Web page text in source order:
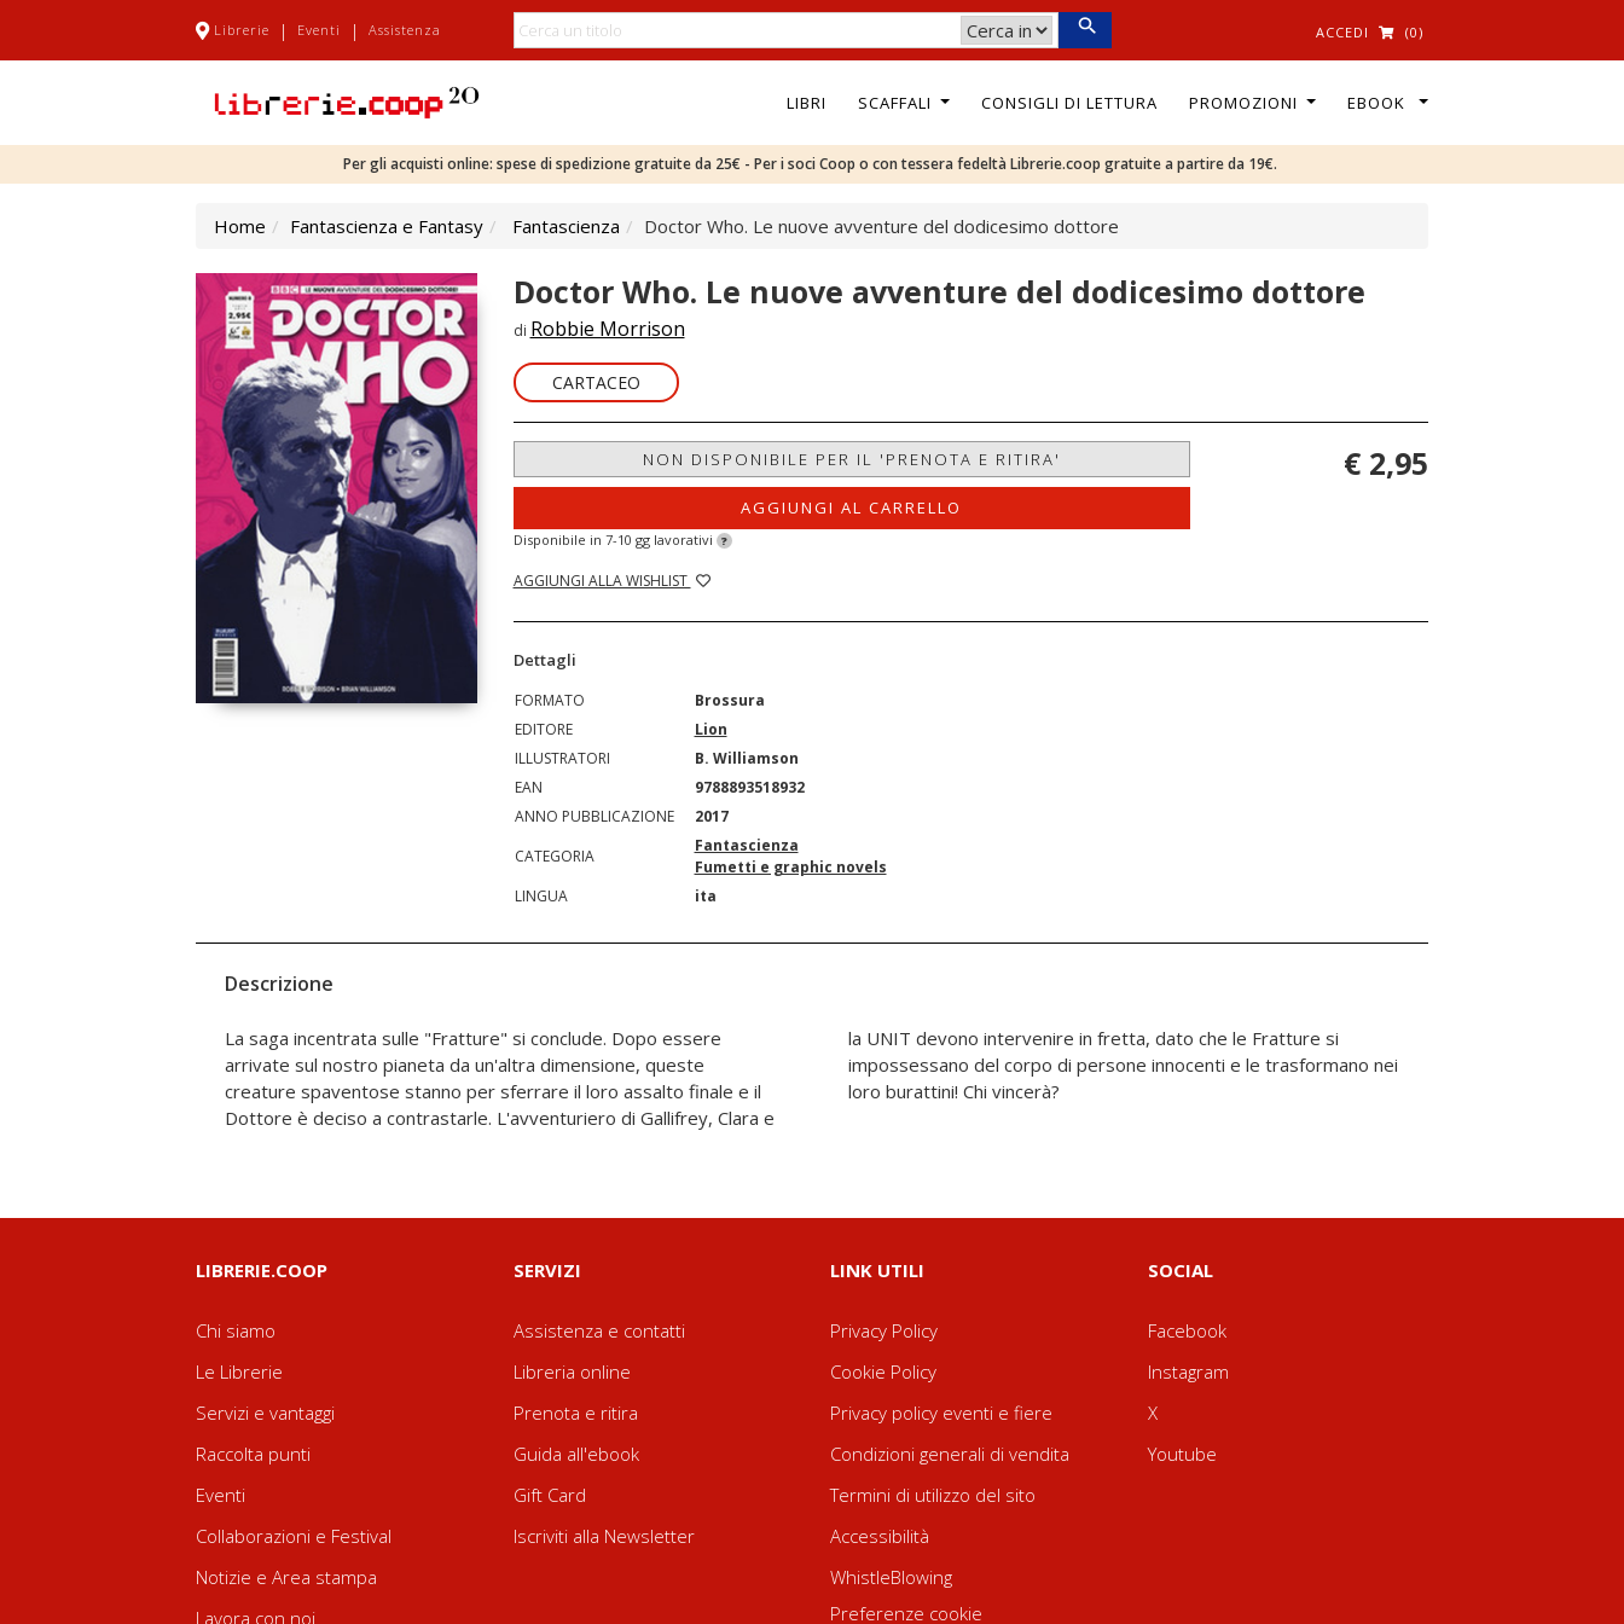
Librerie | Eventi | Assistenza ACCEDI (0)
LIBRI SCAFFALI CONSIGLI DI LETTURA PROMOZIONI EBOOK
Per gli acquisti online: spese di spedizione gratuite da 25€ - Per i soci Coop o con tessera fedeltà Librerie.coop gratuite a partire da 19€.
Home Fantascienza e Fantasy Fantascienza Doctor Who. Le nuove avventure del dodicesimo dottore
Doctor Who. Le nuove avventure del dodicesimo dottore
di Robbie Morrison
CARTACEO
NON DISPONIBILE PER IL 'PRENOTA E RITIRA'
AGGIUNGI AL CARRELLO
Disponibile in 7-10 gg lavorativi ?
AGGIUNGI ALLA WISHLIST
€ 2,95
Dettagli
FORMATO
Brossura
EDITORE
Lion
ILLUSTRATORI
B. Williamson
EAN
9788893518932
ANNO PUBBLICAZIONE
2017
CATEGORIA
Fantascienza
Fumetti e graphic novels
LINGUA
ita
Descrizione
La saga incentrata sulle "Fratture" si conclude. Dopo essere
arrivate sul nostro pianeta da un'altra dimensione, queste
creature spaventose stanno per sferrare il loro assalto finale e il
Dottore è deciso a contrastarle. L'avventuriero di Gallifrey, Clara e
la UNIT devono intervenire in fretta, dato che le Fratture si
impossessano del corpo di persone innocenti e le trasformano nei
loro burattini! Chi vincerà?
LIBRERIE.COOP
Chi siamo
Le Librerie
Servizi e vantaggi
Raccolta punti
Eventi
Collaborazioni e Festival
Notizie e Area stampa
Lavora con noi
SERVIZI
Assistenza e contatti
Libreria online
Prenota e ritira
Guida all'ebook
Gift Card
Iscriviti alla Newsletter
LINK UTILI
Privacy Policy
Cookie Policy
Privacy policy eventi e fiere
Condizioni generali di vendita
Termini di utilizzo del sito
Accessibilità
WhistleBlowing
Preferenze cookie
SOCIAL
Facebook
Instagram
X
Youtube